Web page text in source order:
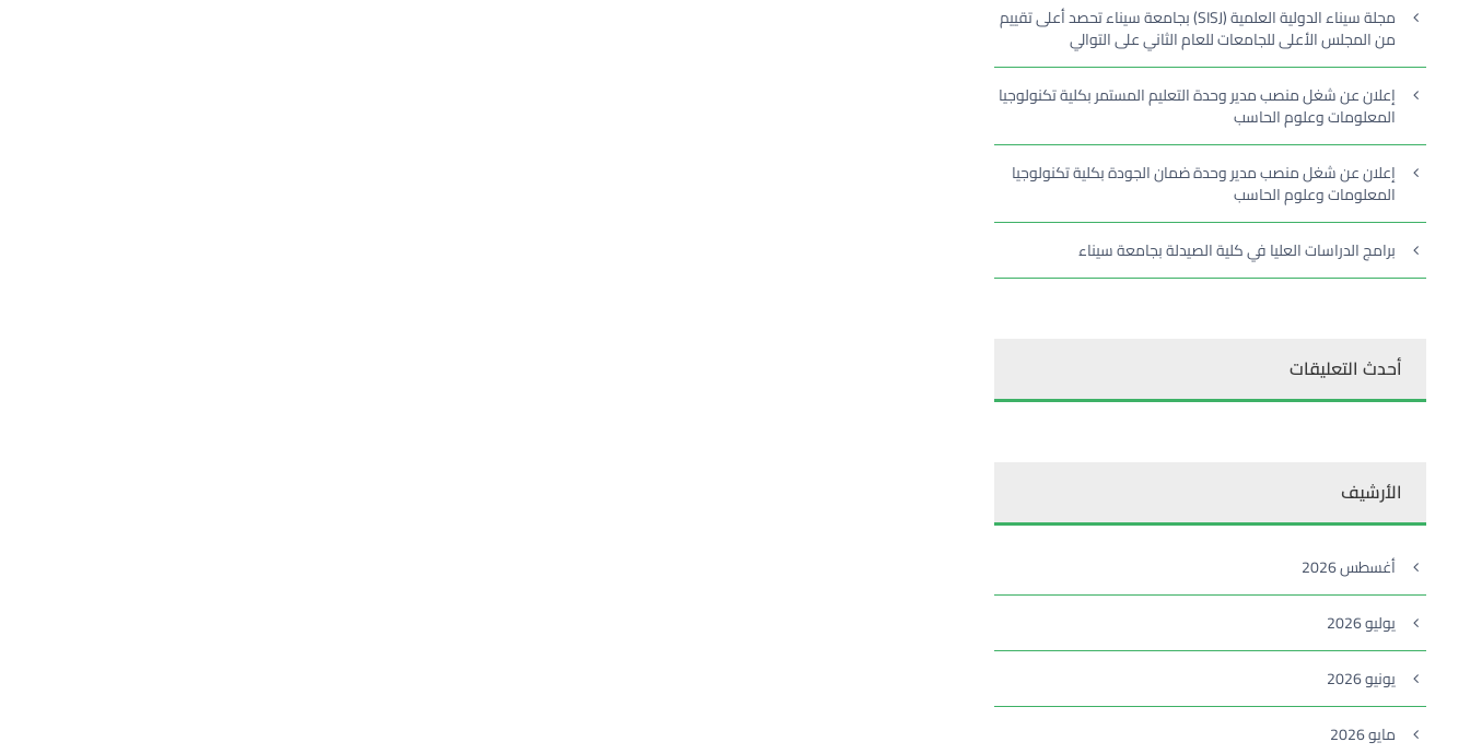
مجلة سيناء الدولية العلمية (SISJ) بجامعة سيناء تحصد أعلى تقييم
من المجلس الأعلى للجامعات للعام الثاني على التوالي
إعلان عن شغل منصب مدير وحدة التعليم المستمر بكلية تكنولوجيا
المعلومات وعلوم الحاسب
إعلان عن شغل منصب مدير وحدة ضمان الجودة بكلية تكنولوجيا
المعلومات وعلوم الحاسب
برامج الدراسات العليا في كلية الصيدلة بجامعة سيناء
أحدث التعليقات
الأرشيف
أغسطس 2026
يوليو 2026
يونيو 2026
مايو 2026